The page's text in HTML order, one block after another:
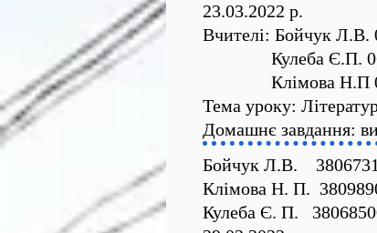
23.03.2022 р.
Вчителі: Бойчук Л.В.
Кулеба Є.П.
Клімова Н.П
Тема уроку:
Домашнє завдання:
Бойчук Л.В.
Клімова Н. П.
Кулеба Є. П.